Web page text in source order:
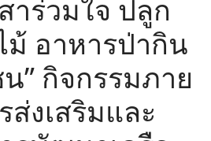
าร่วมใจ ปลูก
อาหารป่ากิน
” กิจกรรมภาย
ส่งเสริมและ